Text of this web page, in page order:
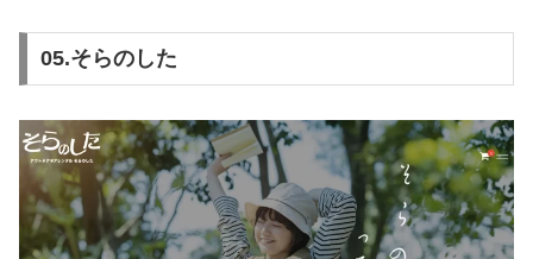
05.そらのした